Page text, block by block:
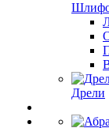
Дрели